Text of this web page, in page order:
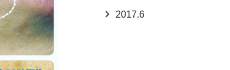
2017.6